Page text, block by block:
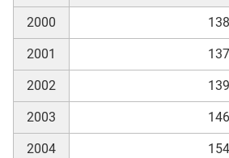
2000 138
2001 137
2002 139
2003 146
2004 154